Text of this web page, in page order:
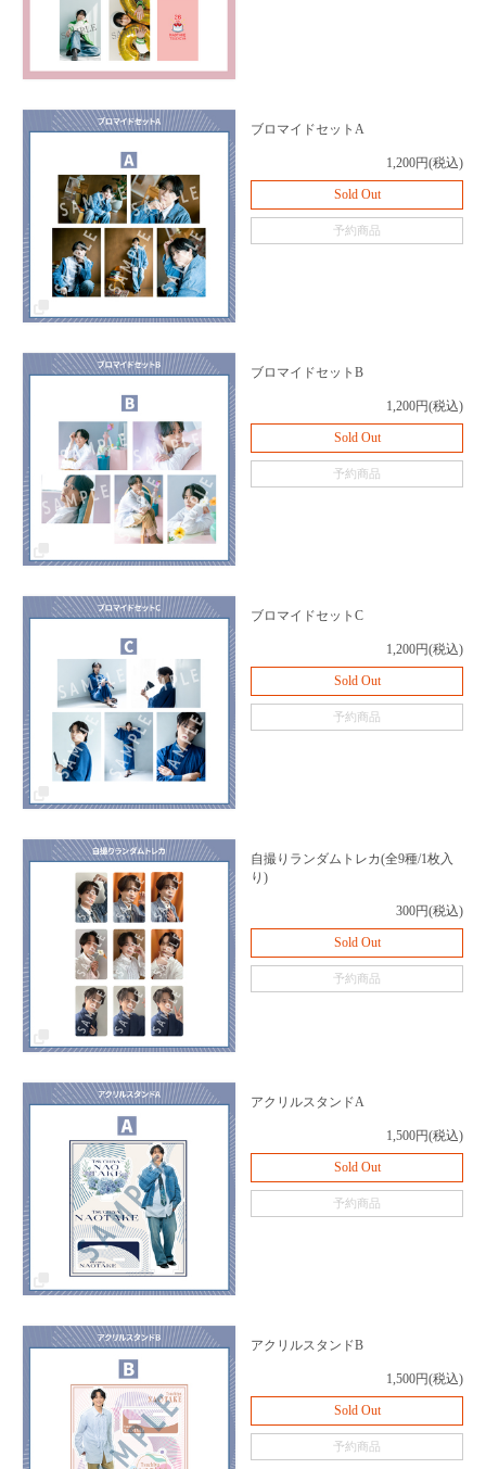
ブロマイドセットA
1,200円(税込)
Sold Out
予約商品
ブロマイドセットB
1,200円(税込)
Sold Out
予約商品
ブロマイドセットC
1,200円(税込)
Sold Out
予約商品
自撮りランダムトレカ(全9種/1枚入
り)
300円(税込)
Sold Out
予約商品
アクリルスタンドA
1,500円(税込)
Sold Out
予約商品
アクリルスタンドB
1,500円(税込)
Sold Out
予約商品